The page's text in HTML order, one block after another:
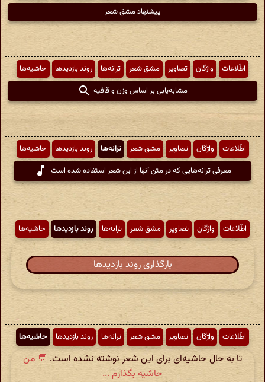
پیشنهاد مشق شعر
اطّلاعات واژگان تصاویر مشق شعر ترانه‌ها روند بازدیدها
حاشیه‌ها
مشابه‌یابی بر اساس وزن و قافیه
اطّلاعات واژگان تصاویر مشق شعر ترانه‌ها روند بازدیدها
حاشیه‌ها
معرفی ترانه‌هایی که در متن آنها از این شعر استفاده شده است
اطّلاعات واژگان تصاویر مشق شعر ترانه‌ها روند بازدیدها حاشیه‌ها
بارگذاری روند بازدیدها
اطّلاعات واژگان تصاویر مشق شعر ترانه‌ها روند بازدیدها حاشیه‌ها
تا به حال حاشیه‌ای برای این شعر نوشته نشده است. 💬 من
حاشیه بگذارم ...